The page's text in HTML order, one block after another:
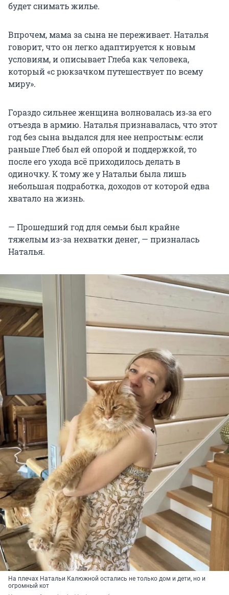
будет снимать жилье.
Впрочем, мама за сына не переживает. Наталья
говорит, что он легко адаптируется к новым
условиям, и описывает Глеба как человека,
который «с рюкзачком путешествует по всему
миру».
Гораздо сильнее женщина волновалась из‑за его
отъезда в армию. Наталья признавалась, что этот
год без сына выдался для нее непростым: если
раньше Глеб был ей опорой и поддержкой, то
после его ухода всё приходилось делать в
одиночку. К тому же у Натальи была лишь
небольшая подработка, доходов от которой едва
хватало на жизнь.
— Прошедший год для семьи был крайне
тяжелым из-за нехватки денег, — призналась
Наталья.
На плечах Натальи Калюжной остались не только дом и дети, но и
огромный кот